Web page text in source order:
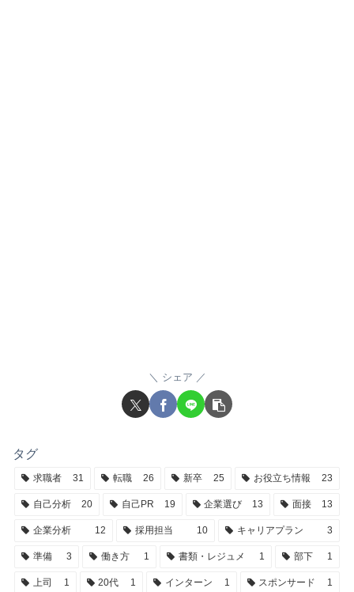
シェア
タグ
求職者 31 転職 26 新卒 25 お役立ち情報 23
自己分析 20 自己PR 19 企業選び 13 面接 13
企業分析 12 採用担当 10 キャリアプラン 3
準備 3 働き方 1 書類・レジュメ 1 部下 1
上司 1 20代 1 インターン 1 スポンサード 1